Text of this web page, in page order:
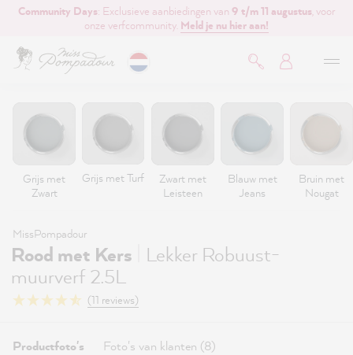
hoofdinhoud
Community Days: Exclusieve aanbiedingen van 9 t/m 11 augustus , voor
onze verfcommunity. Meld je nu hier aan!
Grijs met
Zwart
Grijs met Turf
Zwart met
Leisteen
Blauw met
Jeans
Bruin met
Nougat
MissPompadour
Rood met Kers
Lekker Robuust-
muurverf 2.5L
(11 reviews)
Productfoto's Foto's van klanten (8)